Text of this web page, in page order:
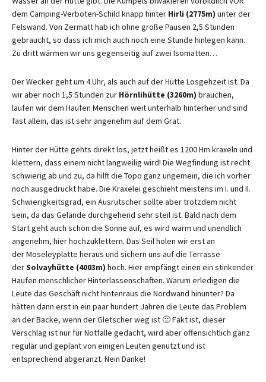
dem Camping-Verboten-Schild knapp hinter Hirli (2775m) unter der
Felswand. Von Zermatt hab ich ohne große Pausen 2,5 Stunden
gebraucht, so dass ich mich auch noch eine Stunde hinlegen kann.
Zu dritt wärmen wir uns gegenseitig auf zwei Isomatten…
Der Wecker geht um 4 Uhr, als auch auf der Hütte Losgehzeit ist. Da
wir aber noch 1,5 Stunden zur Hörnlihütte (3260m) brauchen,
laufen wir dem Haufen Menschen weit unterhalb hinterher und sind
fast allein, das ist sehr angenehm auf dem Grat.
Hinter der Hütte gehts direkt los, jetzt heißt es 1200 Hm kraxeln und
klettern, dass einem nicht langweilig wird! Die Wegfindung ist recht
schwierig ab und zu, da hilft die Topo ganz ungemein, die ich vorher
noch ausgedruckt habe. Die Kraxelei geschieht meistens im I. und II.
Schwierigkeitsgrad, ein Ausrutscher sollte aber trotzdem nicht
sein, da das Gelände durchgehend sehr steil ist. Bald nach dem
Start geht auch schon die Sonne auf, es wird warm und unendlich
angenehm, hier hochzuklettern. Das Seil holen wir erst an
der Moseleyplatte heraus und sichern uns auf die Terrasse
derSolvayhütte (4003m) hoch. Hier empfängt einen ein stinkender
Haufen menschlicher Hinterlassenschaften. Warum erledigen die
Leute das Geschäft nicht hintenraus die Nordwand hinunter? Da
hätten dann erst in ein paar hundert Jahren die Leute das Problem
an der Backe, wenn der Gletscher weg ist 🙂 Fakt ist, dieser
Verschlag ist nur für Notfälle gedacht, wird aber offensichtlich ganz
regulär und geplant von einigen Leuten genutzt und ist
entsprechend abgeranzt. Nein Danke!